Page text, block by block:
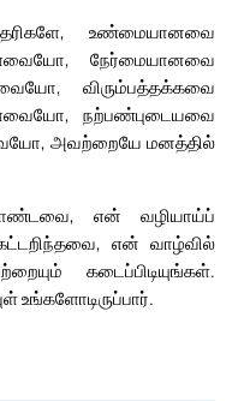
உண்மையானவை
நேர்மையானவை
விரும்பத்தக்கவை
நற்பண்புடையவை
அவற்றையே மனத்தில்
என் வழியாய்ப்
என் வாழ்வில்
கடைப்பிடியுங்கள்.
உங்களோடிருப்பார்.